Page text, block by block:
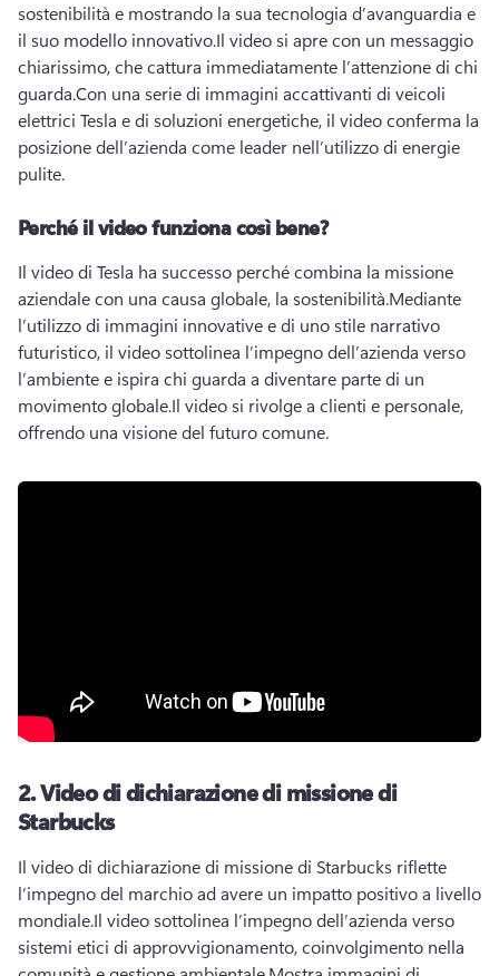
sostenibilità e mostrando la sua tecnologia d’avanguardia e
il suo modello innovativo.Il video si apre con un messaggio
chiarissimo, che cattura immediatamente l’attenzione di chi
guarda.Con una serie di immagini accattivanti di veicoli
elettrici Tesla e di soluzioni energetiche, il video conferma la
posizione dell’azienda come leader nell’utilizzo di energie
pulite.
Perché il video funziona così bene?
Il video di Tesla ha successo perché combina la missione
aziendale con una causa globale, la sostenibilità.Mediante
l’utilizzo di immagini innovative e di uno stile narrativo
futuristico, il video sottolinea l’impegno dell’azienda verso
l’ambiente e ispira chi guarda a diventare parte di un
movimento globale.Il video si rivolge a clienti e personale,
offrendo una visione del futuro comune.
2.Video di dichiarazione di missione di
Starbucks
Il video di dichiarazione di missione di Starbucks riflette
l’impegno del marchio ad avere un impatto positivo a livello
mondiale.Il video sottolinea l’impegno dell’azienda verso
sistemi etici di approvvigionamento, coinvolgimento nella